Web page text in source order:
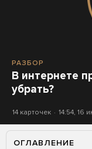
РАЗБОР
В интернете
убрать?
14 карточек 14:54, 16
ОГЛАВЛЕНИЕ